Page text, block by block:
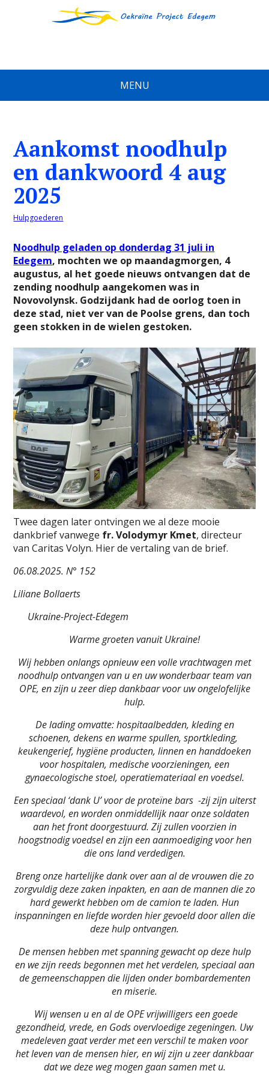
MENU
Aankomst noodhulp
en dankwoord 4 aug
2025
Hulpgoederen
Noodhulp geladen op donderdag 31 juli in
Edegem, mochten we op maandagmorgen, 4
augustus, al het goede nieuws ontvangen dat de
zending noodhulp aangekomen was in
Novovolynsk. Godzijdank had de oorlog toen in
deze stad, niet ver van de Poolse grens, dan toch
geen stokken in de wielen gestoken.
Twee dagen later ontvingen we al deze mooie
dankbrief vanwege fr. Volodymyr Kmet, directeur
van Caritas Volyn. Hier de vertaling van de brief.
06.08.2025. N° 152
Liliane Bollaerts
Ukraine-Project-Edegem
Warme groeten vanuit Ukraine!
Wij hebben onlangs opnieuw een volle vrachtwagen met
noodhulp ontvangen van u en uw wonderbaar team van
OPE, en zijn u zeer diep dankbaar voor uw ongelofelijke
hulp.
De lading omvatte: hospitaalbedden, kleding en
schoenen, dekens en warme spullen, sportkleding,
keukengerief, hygiëne producten, linnen en handdoeken
voor hospitalen, medische voorzieningen, een
gynaecologische stoel, operatiemateriaal en voedsel.
Een speciaal ‘dank U’ voor de proteïne bars -zij zijn uiterst
waardevol, en worden onmiddellijk naar onze soldaten
aan het front doorgestuurd. Zij zullen voorzien in
hoogstnodig voedsel en zijn een aanmoediging voor hen
die ons land verdedigen.
Breng onze hartelijke dank over aan al de vrouwen die zo
zorgvuldig deze zaken inpakten, en aan de mannen die zo
hard gewerkt hebben om de camion te laden. Hun
inspanningen en liefde worden hier gevoeld door allen die
deze hulp ontvangen.
De mensen hebben met spanning gewacht op deze hulp
en we zijn reeds begonnen met het verdelen, speciaal aan
de gemeenschappen die lijden onder bombardementen
en miserie.
Wij wensen u en al de OPE vrijwilligers een goede
gezondheid, vrede, en Gods overvloedige zegeningen. Uw
medeleven gaat verder met een verschil te maken voor
het leven van de mensen hier, en wij zijn u zeer dankbaar
dat we deze weg mogen gaan samen met u.